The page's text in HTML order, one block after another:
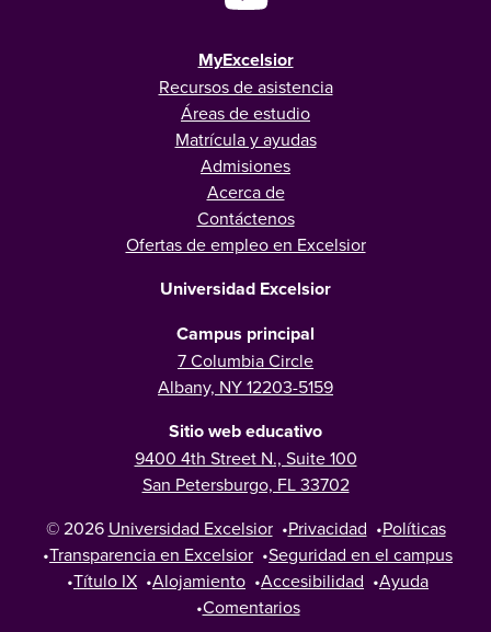
MyExcelsior
Recursos de asistencia
Áreas de estudio
Matrícula y ayudas
Admisiones
Acerca de
Contáctenos
Ofertas de empleo en Excelsior
Universidad Excelsior
Campus principal
7 Columbia Circle
Albany, NY 12203-5159
Sitio web educativo
9400 4th Street N., Suite 100
San Petersburgo, FL 33702
© 2026 Universidad Excelsior •Privacidad •Políticas
•Transparencia en Excelsior •Seguridad en el campus
•Título IX •Alojamiento •Accesibilidad •Ayuda
•Comentarios